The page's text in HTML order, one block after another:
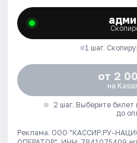
1 шаг.
от 2
на
2 шаг. Выберите
до
Реклама. ООО "КАССИР.РУ-